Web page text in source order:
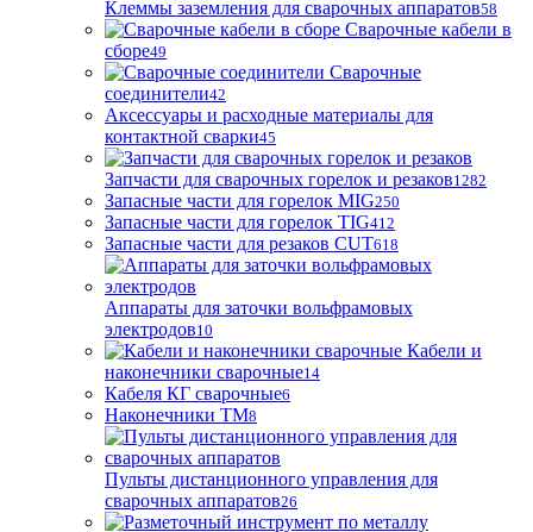
Клеммы заземления для сварочных аппаратов58
Сварочные кабели в
сборе49
Сварочные
соединители42
Аксессуары и расходные материалы для
контактной сварки45
Запчасти для сварочных горелок и резаков1282
Запасные части для горелок MIG250
Запасные части для горелок TIG412
Запасные части для резаков CUT618
Аппараты для заточки вольфрамовых
электродов10
Кабели и
наконечники сварочные14
Кабеля КГ сварочные6
Наконечники ТМ8
Пульты дистанционного управления для
сварочных аппаратов26